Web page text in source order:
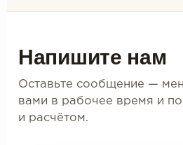
Напишите нам
Оставьте сообщение —
вами в рабочее время и
и расчётом.